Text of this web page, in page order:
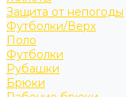
Защита от непогоды
Футболки/Верх
Поло
Футболки
Рубашки
Брюки